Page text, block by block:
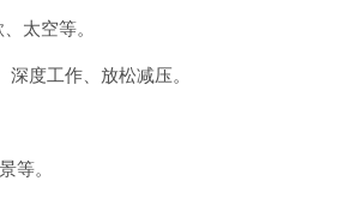
太空等。
度工作、放松减压。
等。